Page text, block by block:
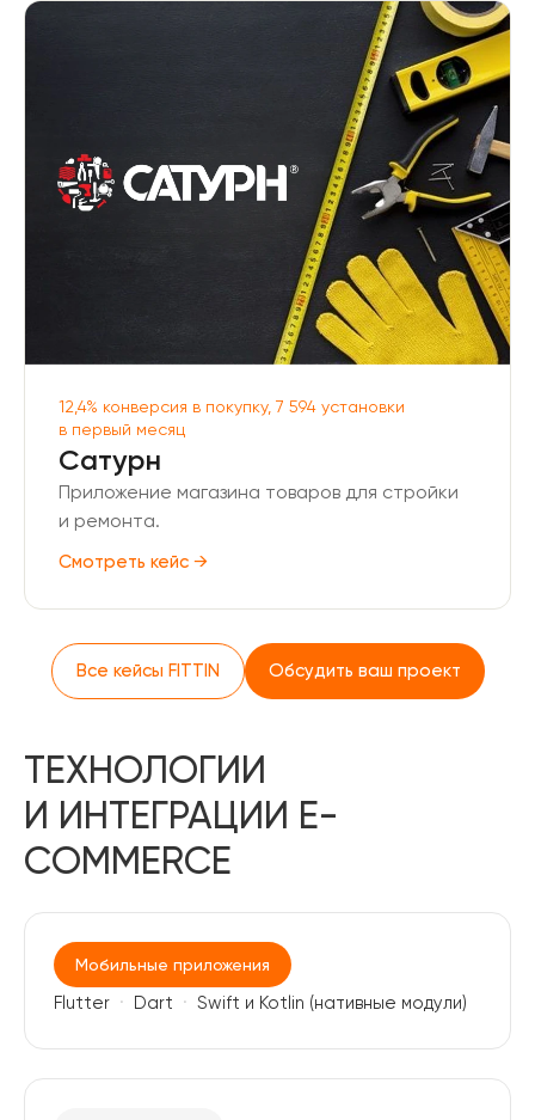
12,4% конверсия в покупку, 7 594 установки
в первый месяц
Сатурн
Приложение магазина товаров для стройки
и ремонта.
Смотреть кейс →
Все кейсы FITTIN Обсудить ваш проект
ТЕХНОЛОГИИ
И ИНТЕГРАЦИИ E-
COMMERCE
Мобильные приложения
Flutter Dart Swift и Kotlin (нативные модули)